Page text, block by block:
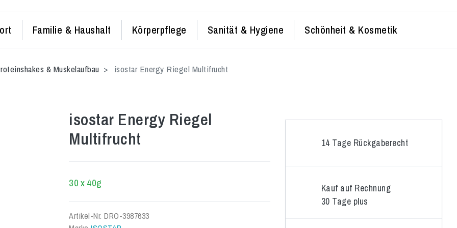
Familie & Haushalt Körperpflege Sanität & Hygiene Schönheit & Kosmetik
& Muskelaufbau isostar Energy Riegel Multifrucht
isostar Energy Riegel
Multifrucht
30 x 40g
Artikel-Nr. DRO-3987633
14 Tage Rückgaberecht
Kauf auf Rechnung
30 Tage plus